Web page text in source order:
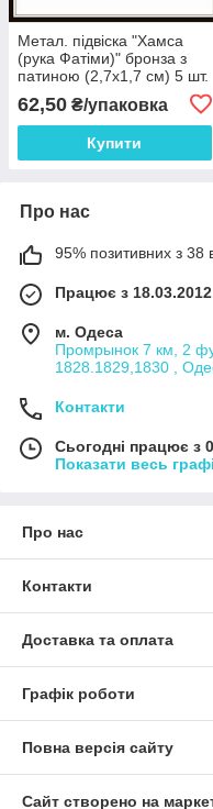
Метал. підвіска "Хамса
(рука Фатіми)" бронза з
патиною (2,7х1,7 см) 5 шт.
62,50 ₴/упаковка
Купити
Про нас
95% позитивних з 38
Працює з 18.03.2012
м. Одеса
Промрынок 7 км, 2
1828.1829,1830 ,
Контакти
Сьогодні працює з
Показати весь
Про нас
Контакти
Доставка та оплата
Графік роботи
Повна версія сайту
Сайт створено на